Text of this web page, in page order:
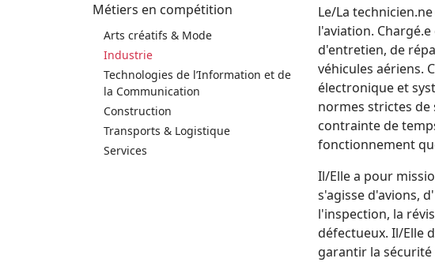
Métiers en compétition
Arts créatifs & Mode
Industrie
Technologies de l’Information et de
la Communication
Construction
Transports & Logistique
Services
Le/La
l'aviation.
d'entretien, de
véhicules aériens.
électronique et
normes strictes de
contrainte de
fonctionnement
Il/Elle a pour
s'agisse d'avions,
l'inspection, la
défectueux. Il/Elle
garantir la